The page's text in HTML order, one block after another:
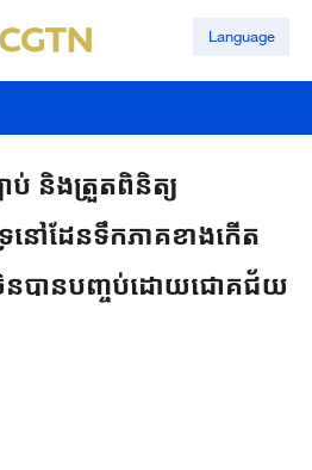
Language
ាប់ និងត្រួតពិនិត្យ
នៅ​ដែនទឹកភាគខាងកើត
ចិន​បានបញ្ចប់ដោយជោគជ័យ